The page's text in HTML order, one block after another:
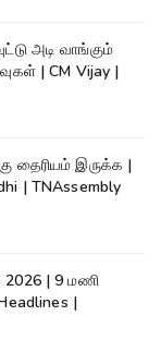
அடி வாங்கும்
| CM Vijay |
தைரியம் இருக்க |
| TNAssembly
2026 | 9 மணி
|